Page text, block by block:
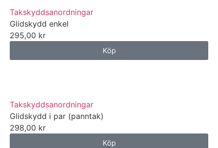
Takskyddsanordningar
Glidskydd enkel
295,00 kr
Köp
Takskyddsanordningar
Glidskydd i par (panntak)
298,00 kr
Köp